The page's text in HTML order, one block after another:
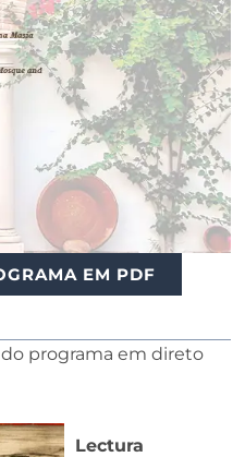
EM PDF
programa em direto
Lectura